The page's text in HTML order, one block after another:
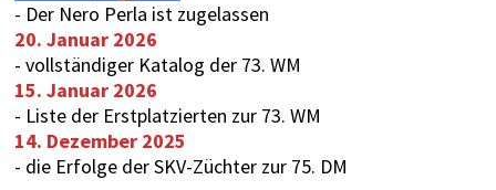
- Der Nero Perla ist zugelassen
20. Januar 2026
- vollständiger Katalog der 73. WM
15. Januar 2026
- Liste der Erstplatzierten zur 73. WM
14. Dezember 2025
- die Erfolge der SKV-Züchter zur 75. DM